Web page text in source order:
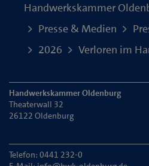
Handwerkskammer
Presse & Medien
2026
Verloren im
Handwerkskammer Oldenburg
Theaterwall 32
26122 Oldenburg
Telefon: 0441 232-0